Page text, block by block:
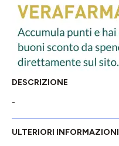
DESCRIZIONE
-
ULTERIORI INFORMAZIONI